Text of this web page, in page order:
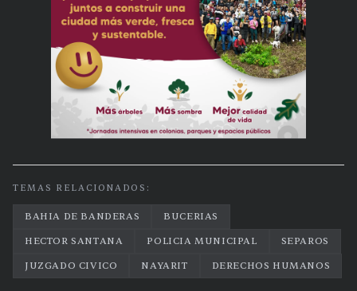
TEMAS RELACIONADOS:
BAHIA DE BANDERAS
BUCERIAS
HECTOR SANTANA
POLICIA MUNICIPAL
SEPAROS
JUZGADO CIVICO
NAYARIT DERECHOS HUMANOS